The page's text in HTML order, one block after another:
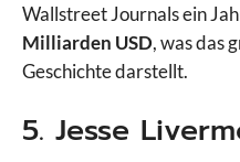
Wallstreet Journals ein
Milliarden USD, was das
Geschichte darstellt.
5. Jesse